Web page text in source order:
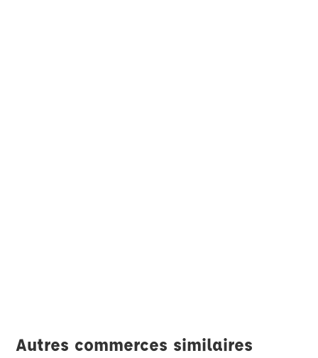
Autres commerces similaires